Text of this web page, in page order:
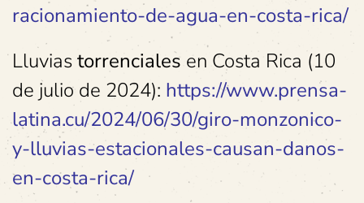
racionamiento-de-agua-en-costa-rica/
Lluviastorrenciales en Costa Rica (10
de julio de 2024): https://www.prensa-
latina.cu/2024/06/30/giro-monzonico-
y-lluvias-estacionales-causan-danos-
en-costa-rica/